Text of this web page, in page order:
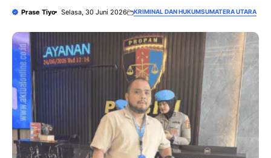
Prase Tiyo Selasa, 30 Juni 2026 KRIMINAL DAN HUKUMSUMATERA UTARA